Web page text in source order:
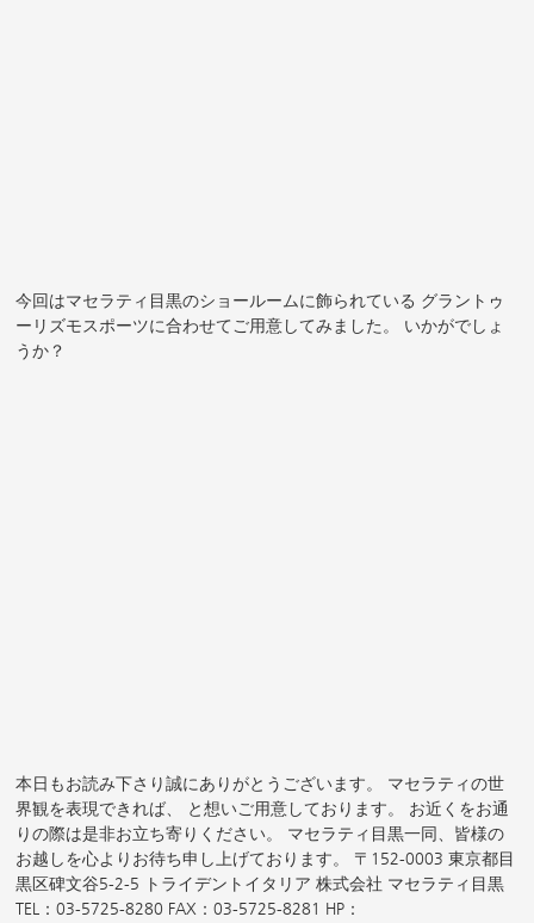
今回はマセラティ目黒のショールームに飾られている グラントゥ
ーリズモスポーツに合わせてご用意してみました。 いかがでしょ
うか？
本日もお読み下さり誠にありがとうございます。 マセラティの世
界観を表現できれば、 と想いご用意しております。 お近くをお通
りの際は是非お立ち寄りください。 マセラティ目黒一同、皆様の
お越しを心よりお待ち申し上げております。 〒152-0003 東京都目
黒区碑文谷5-2-5 トライデントイタリア 株式会社 マセラティ目黒
TEL：03-5725-8280 FAX：03-5725-8281 HP：